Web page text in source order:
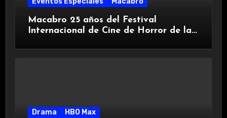
Macabro 25 años del Festival
Internacional de Cine de Horror de la
Drama HBO Max